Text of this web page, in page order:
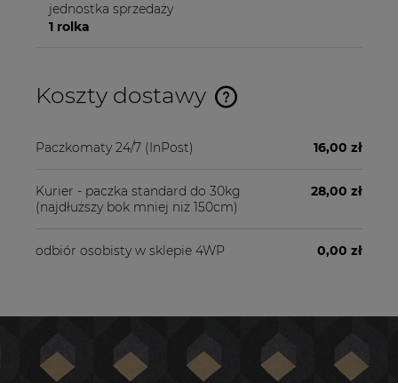
jednostka sprzedaży
1 rolka
Koszty dostawy
Cena nie zawiera ewentualnych kosztów płatności
Paczkomaty 24/7 (InPost) 16,00 zł
Kurier - paczka standard do 30kg
(najdłuższy bok mniej niż 150cm)
28,00 zł
odbiór osobisty w sklepie 4WP 0,00 zł